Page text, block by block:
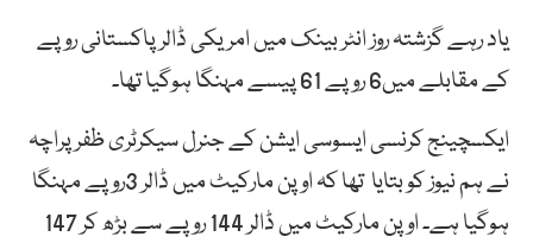
یاد رہے گزشتہ روز انٹر بینک میں امریکی ڈالر پاکستانی روپے
کے مقابلے میں6 روپے 61 پیسے مہنگا ہوگیا تھا۔
ایکسچینج کرنسی ایسوسی ایشن کے جنرل سیکرٹری ظفر پراچہ
نے ہم نیوز کو بتایا تھا کہ اوپن مارکیٹ میں ڈالر 3روپے مہنگا
ہوگیا ہے۔ اوپن مارکیٹ میں ڈالر 144 روپے سے بڑھ کر 147